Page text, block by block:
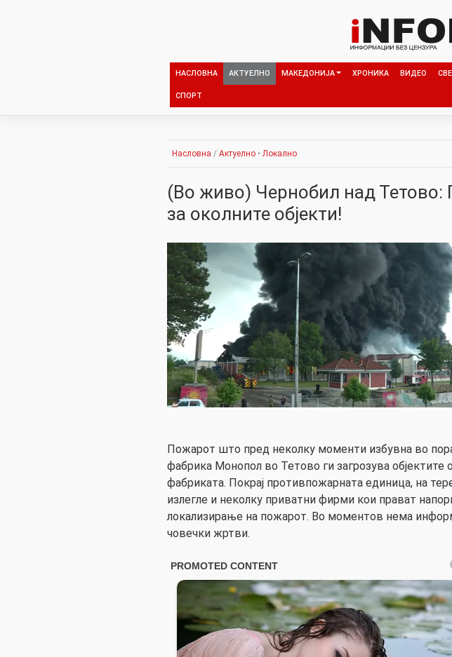
НАСЛОВНА АКТУЕЛНО МАКЕДОНИЈА ХРОНИКА ВИДЕО
СПОРТ
Насловна / Актуелно • Локално
(Во живо) Чернобил над Тетово:
за околните објекти!
Пожарот што пред неколку моменти избувна во
фабрика Монопол во Тетово ги загрозува објектите
фабриката. Покрај противпожарната единица, на
излегле и неколку приватни фирми кои прават
локализирање на пожарот. Во моментов нема
човечки жртви.